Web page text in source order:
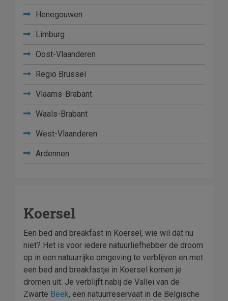
Henegouwen
Limburg
Oost-Vlaanderen
Regio Brussel
Vlaams-Brabant
Waals-Brabant
West-Vlaanderen
Ardennen
Koersel
Een bed and breakfast in Koersel, wie wil dat nu
niet? Het is voor iedere natuurliefhebber de droom
op in een natuurrijke omgeving te verblijven en met
een bed and breakfastje in Koersel komen je
dromen uit. Je verblijft nabij de Vallei van de
Zwarte Beek, een natuurreservaat in de Belgische